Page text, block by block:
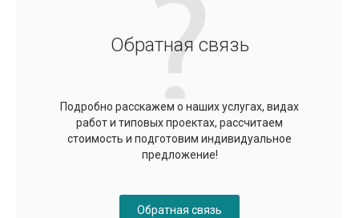
Обратная связь
Подробно расскажем о наших услугах, видах
работ и типовых проектах, рассчитаем
стоимость и подготовим индивидуальное
предложение!
Обратная связь